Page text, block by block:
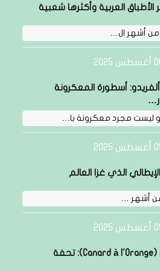
الأطباق العربية وأكثرها شعبية
أشهر ال…
2025
أسطورة المعكرونة
ر…
ليست مجرد معكرونة با…
2025
الإيطالي الذي غزا العالم
من أشهر …
2025
البط بالبرتقال (Canard à l'Orange): تحفة